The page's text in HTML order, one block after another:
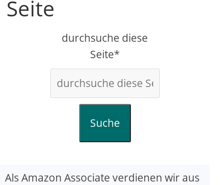
Seite
durchsuche diese
Seite*
Suche
Als Amazon Associate verdienen wir aus